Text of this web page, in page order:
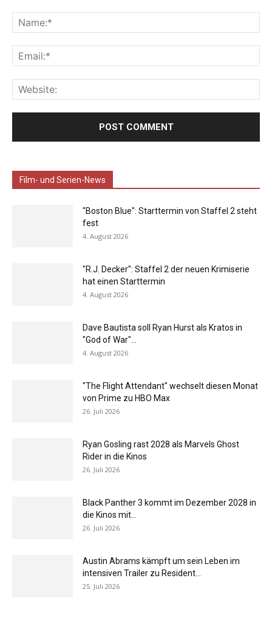
Film- und Serien-News
"Boston Blue": Starttermin von Staffel 2 steht
fest
4. August 2026
"R.J. Decker": Staffel 2 der neuen Krimiserie
hat einen Starttermin
4. August 2026
Dave Bautista soll Ryan Hurst als Kratos in
"God of War"...
4. August 2026
"The Flight Attendant" wechselt diesen Monat
von Prime zu HBO Max
26. Juli 2026
Ryan Gosling rast 2028 als Marvels Ghost
Rider in die Kinos
26. Juli 2026
Black Panther 3 kommt im Dezember 2028 in
die Kinos mit...
26. Juli 2026
Austin Abrams kämpft um sein Leben im
intensiven Trailer zu Resident...
25. Juli 2026